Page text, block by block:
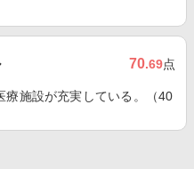
70.69点
療施設が充実している。（40